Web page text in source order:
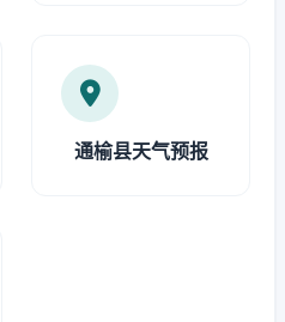
通榆县天气预报